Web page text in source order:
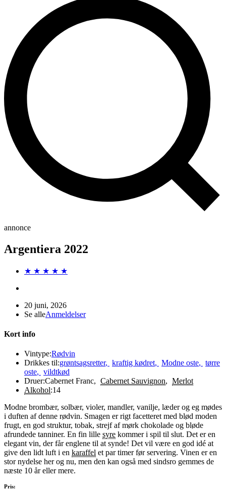
annonce
Argentiera 2022
★ ★ ★ ★ ★
20 juni, 2026
Se alleAnmeldelser
Kort info
Vintype:Rødvin
Drikkes til:grøntsagsretter, kraftig kødret, Modne oste, tørre
oste, vildtkød
Druer:Cabernet Franc, Cabernet Sauvignon, Merlot
Alkohol:14
Modne brombær, solbær, violer, mandler, vanilje, læder og eg mødes
i duften af denne rødvin. Smagen er rigt facetteret med blød moden
frugt, en god struktur, tobak, strejf af mørk chokolade og bløde
afrundede tanniner. En fin lille syre kommer i spil til slut. Det er en
elegant vin, der får englene til at synde! Det vil være en god idé at
give den lidt luft i en karaffel et par timer før servering. Vinen er en
stor nydelse her og nu, men den kan også med sindsro gemmes de
næste 10 år eller mere.
Pris: